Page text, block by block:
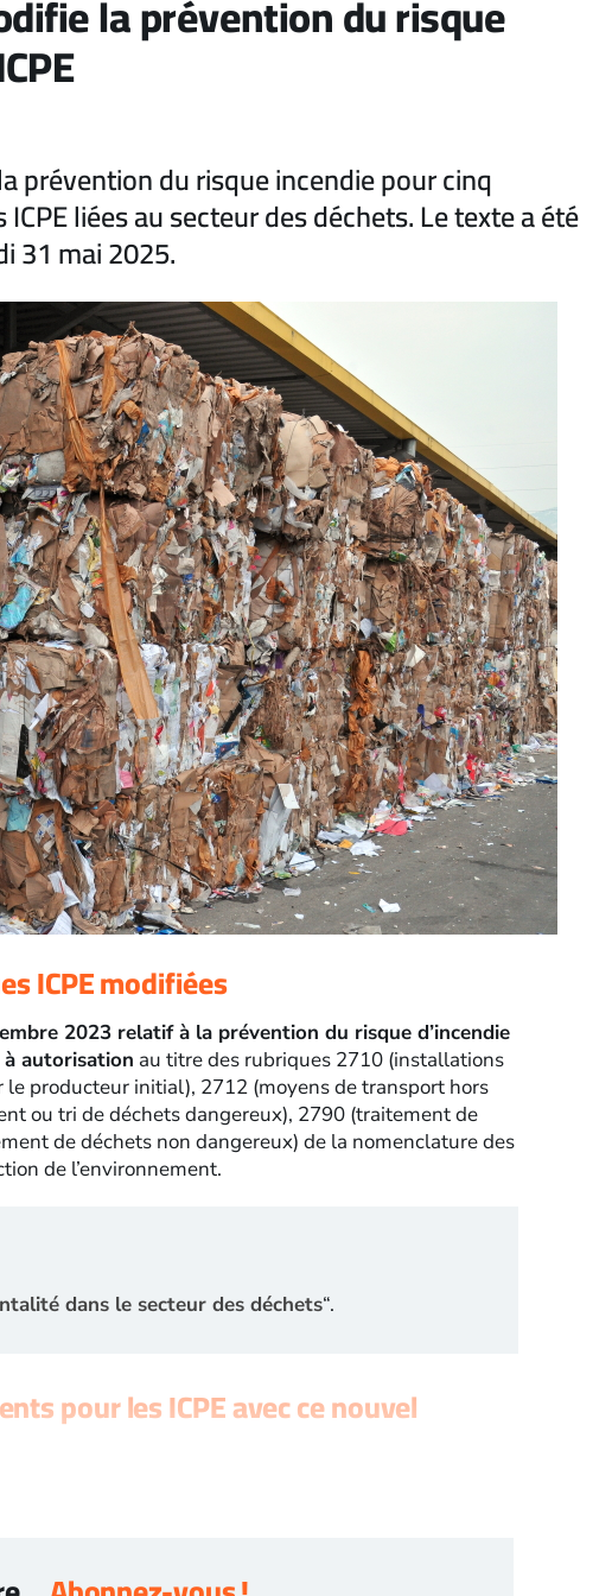
la prévention du risque
prévention du risque incendie pour cinq
liées au secteur des déchets. Le texte a été
31 mai 2025.
ICPE modifiées
2023 relatif à la prévention du risque d’incendie
autorisation au titre des rubriques 2710 (installations
producteur initial), 2712 (moyens de transport hors
ou tri de déchets dangereux), 2790 (traitement de
de déchets non dangereux) de la nomenclature des
de l’environnement.
dans le secteur des déchets“.
pour les ICPE avec ce nouvel